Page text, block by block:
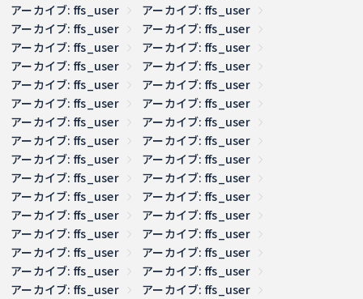
アーカイブ: ffs_user
アーカイブ: ffs_user
アーカイブ: ffs_user
アーカイブ: ffs_user
アーカイブ: ffs_user
アーカイブ: ffs_user
アーカイブ: ffs_user
アーカイブ: ffs_user
アーカイブ: ffs_user
アーカイブ: ffs_user
アーカイブ: ffs_user
アーカイブ: ffs_user
アーカイブ: ffs_user
アーカイブ: ffs_user
アーカイブ: ffs_user
アーカイブ: ffs_user
アーカイブ: ffs_user
アーカイブ: ffs_user
アーカイブ: ffs_user
アーカイブ: ffs_user
アーカイブ: ffs_user
アーカイブ: ffs_user
アーカイブ: ffs_user
アーカイブ: ffs_user
アーカイブ: ffs_user
アーカイブ: ffs_user
アーカイブ: ffs_user
アーカイブ: ffs_user
アーカイブ: ffs_user
アーカイブ: ffs_user
アーカイブ: ffs_user
アーカイブ: ffs_user